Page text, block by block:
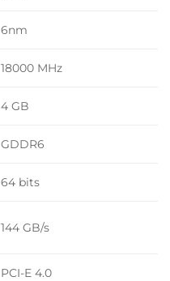
6nm
18000 MHz
4 GB
GDDR6
64 bits
144 GB/s
PCI-E 4.0